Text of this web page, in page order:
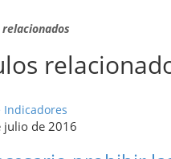
Indicadores
julio de 2016